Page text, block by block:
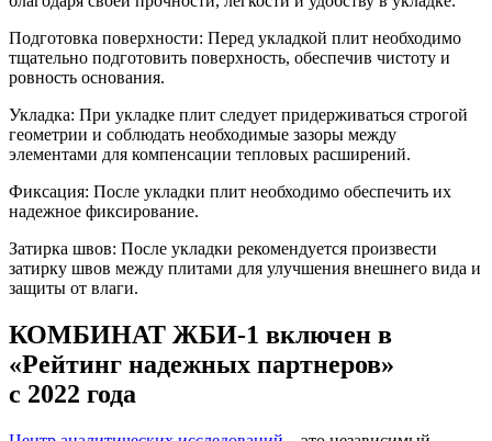
Подготовка поверхности: Перед укладкой плит необходимо
тщательно подготовить поверхность, обеспечив чистоту и
ровность основания.
Укладка: При укладке плит следует придерживаться строгой
геометрии и соблюдать необходимые зазоры между
элементами для компенсации тепловых расширений.
Фиксация: После укладки плит необходимо обеспечить их
надежное фиксирование.
Затирка швов: После укладки рекомендуется произвести
затирку швов между плитами для улучшения внешнего вида и
защиты от влаги.
КОМБИНАТ ЖБИ-1 включен в
«Рейтинг надежных партнеров»
с 2022 года